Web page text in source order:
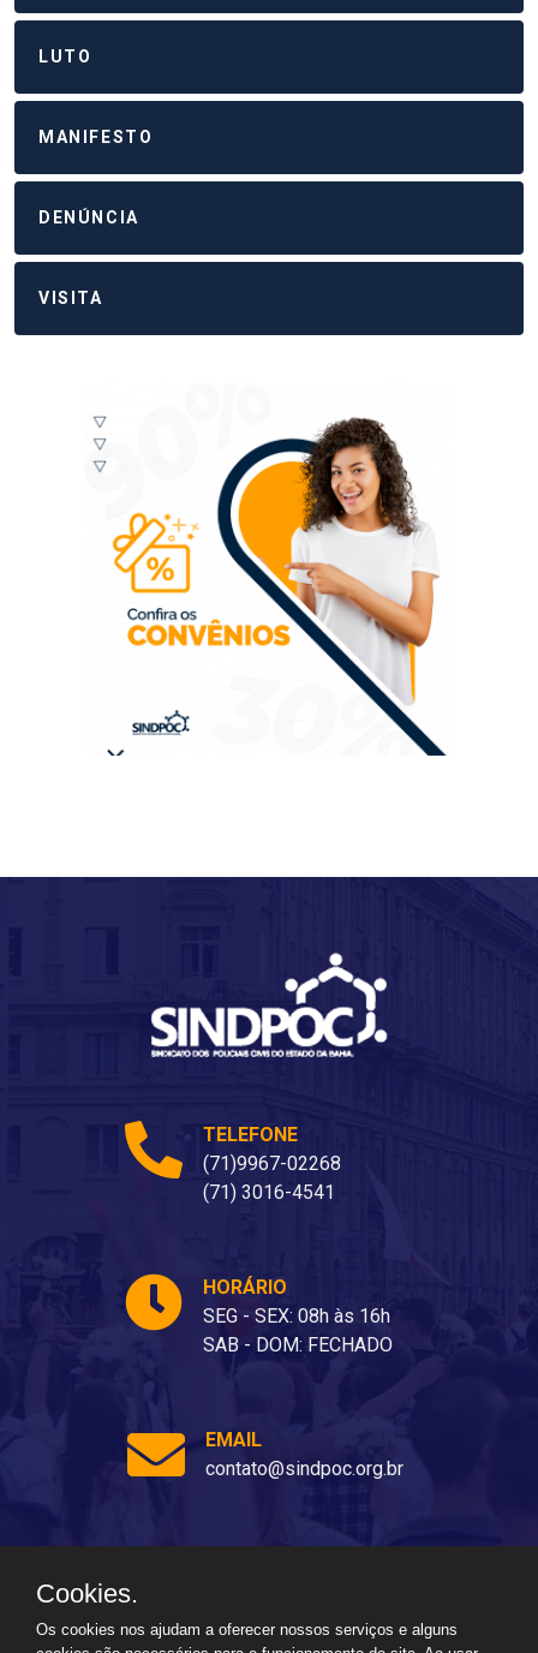
LUTO
MANIFESTO
DENÚNCIA
VISITA
TELEFONE
(71)9967-02268
(71) 3016-4541
HORÁRIO
SEG - SEX: 08h às 16h
SAB - DOM: FECHADO
EMAIL
contato@sindpoc.org.br
Ladeira dos Barris, 80 - Barris, Salvador - BA, 40070-310
Cookies.
Os cookies nos ajudam a oferecer nossos serviços e alguns